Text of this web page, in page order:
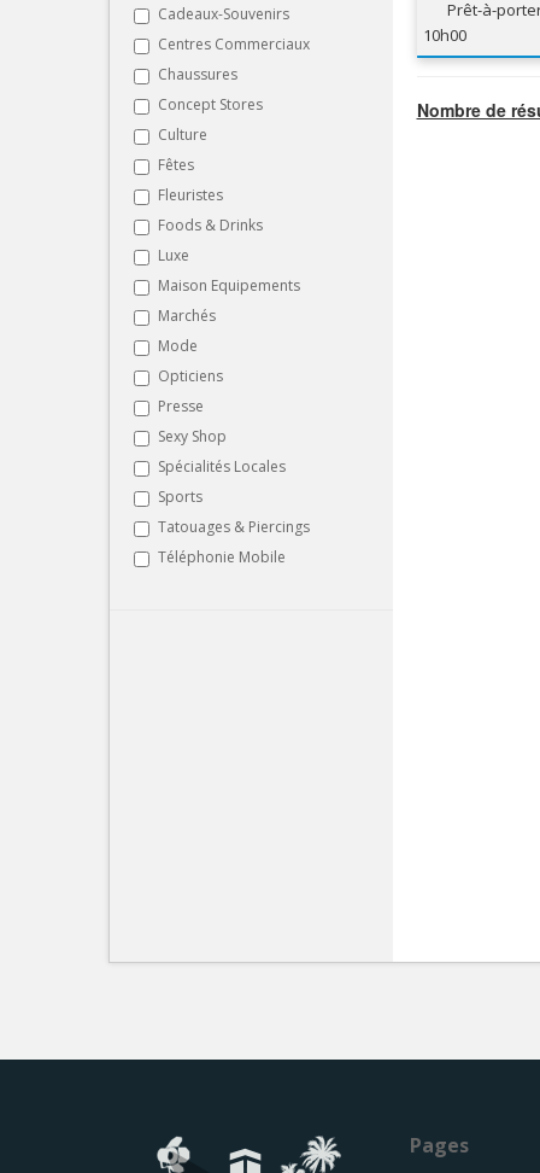
Cadeaux-Souvenirs
Centres Commerciaux
Chaussures
Concept Stores
Culture
Fêtes
Fleuristes
Foods & Drinks
Luxe
Maison Equipements
Marchés
Mode
Opticiens
Presse
Sexy Shop
Spécialités Locales
Sports
Tatouages & Piercings
Téléphonie Mobile
Prêt-à-
10h00
Nombre de
Pages